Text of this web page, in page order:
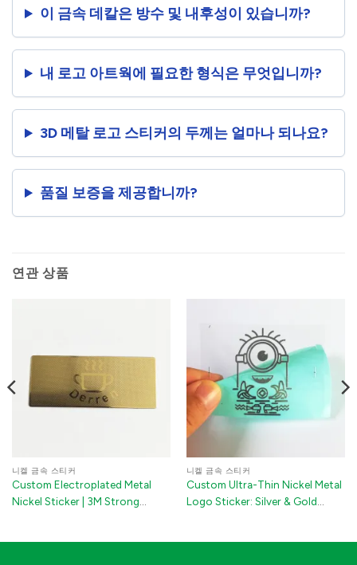
이 금속 데칼은 방수 및 내후성이 있습니까?
내 로고 아트웍에 필요한 형식은 무엇입니까?
3D 메탈 로고 스티커의 두께는 얼마나 되나요?
품질 보증을 제공합니까?
연관 상품
니켈 금속 스티커
Custom Electroplated Metal
Nickel Sticker | 3M Strong
니켈 금속 스티커
Custom Ultra-Thin Nickel Metal
Logo Sticker: Silver & Gold